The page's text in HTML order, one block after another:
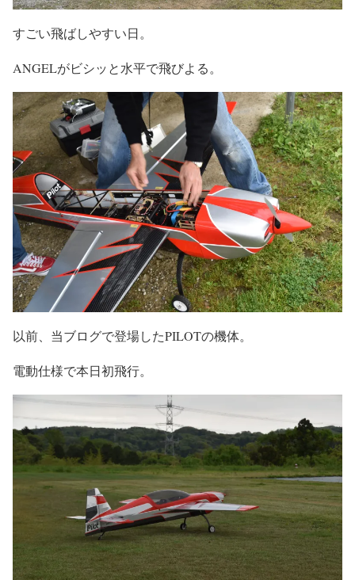
すごい飛ばしやすい日。
ANGELがビシッと水平で飛びよる。
以前、当ブログで登場したPILOTの機体。
電動仕様で本日初飛行。